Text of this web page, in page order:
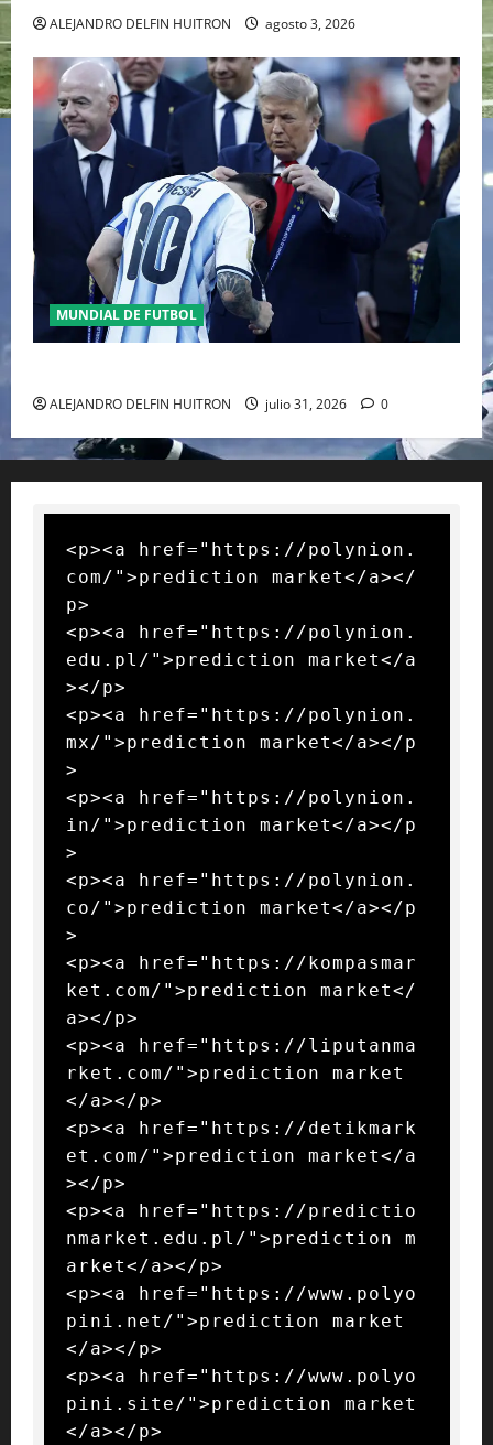
ALEJANDRO DELFIN HUITRON agosto 3, 2026
MUNDIAL DE FUTBOL
ALEJANDRO DELFIN HUITRON julio 31, 2026 0
<p><a href="https://polynion.
com/">prediction market</a></
p>
<p><a href="https://polynion.
edu.pl/">prediction market</a
></p>
<p><a href="https://polynion.
mx/">prediction market</a></p
>
<p><a href="https://polynion.
in/">prediction market</a></p
>
<p><a href="https://polynion.
co/">prediction market</a></p
>
<p><a href="https://kompasmar
ket.com/">prediction market</
a></p>
<p><a href="https://liputanma
rket.com/">prediction market
</a></p>
<p><a href="https://detikmark
et.com/">prediction market</a
></p>
<p><a href="https://predictio
nmarket.edu.pl/">prediction m
arket</a></p>
<p><a href="https://www.polyo
pini.net/">prediction market
</a></p>
<p><a href="https://www.polyo
pini.site/">prediction market
</a></p>